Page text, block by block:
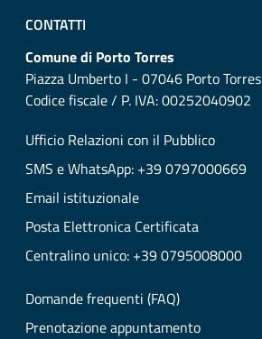
CONTATTI
Comune di Porto Torres
Piazza Umberto I - 07046 Porto Torres
Codice fiscale / P. IVA: 00252040902
Ufficio Relazioni con il Pubblico
SMS e WhatsApp: +39 0797000669
Email istituzionale
Posta Elettronica Certificata
Centralino unico: +39 0795008000
Domande frequenti (FAQ)
Prenotazione appuntamento